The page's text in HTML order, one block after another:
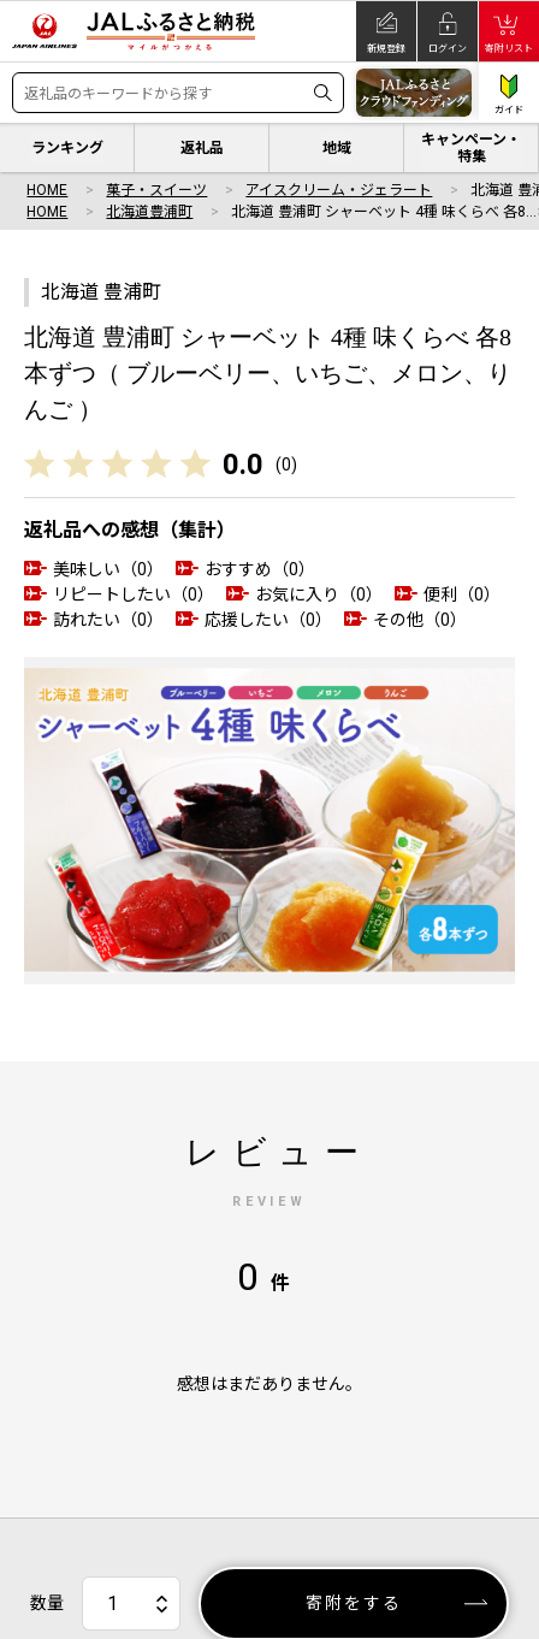
新規登録 ログイン 寄附リスト
ガイド
ランキング 返礼品 地域
キャンペーン・
特集
HOME 菓子・スイーツ アイスクリーム・ジェラート
北海道 豊
HOME
北海道豊浦町 北海道 豊浦町 シャーベット 4種 味くらべ 各8…
北海道 豊浦町
北海道 豊浦町 シャーベット 4種 味くらべ 各8
本ずつ（ ブルーベリー、いちご、メロン、り
んご ）
0.0 (0)
返礼品への感想（集計）
美味しい（0）
おすすめ（0）
リピートしたい（0）
お気に入り（0）
便利（0）
訪れたい（0）
応援したい（0） その他（0）
レビュー
REVIEW
0 件
感想はまだありません。
数量 寄附をする